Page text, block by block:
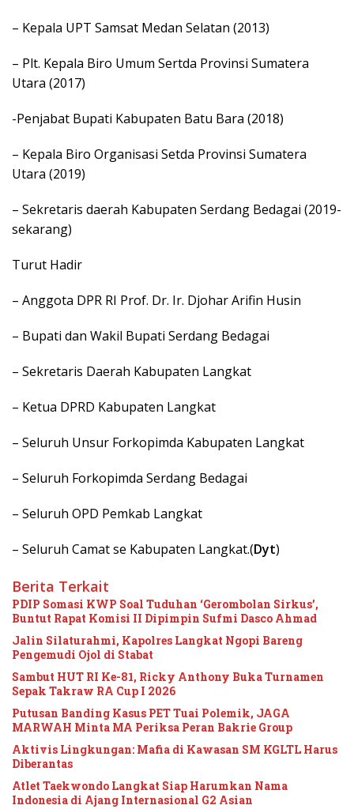
– Kepala UPT Samsat Medan Selatan (2013)
– Plt. Kepala Biro Umum Sertda Provinsi Sumatera
Utara (2017)
-Penjabat Bupati Kabupaten Batu Bara (2018)
– Kepala Biro Organisasi Setda Provinsi Sumatera
Utara (2019)
– Sekretaris daerah Kabupaten Serdang Bedagai (2019-
sekarang)
Turut Hadir
– Anggota DPR RI Prof. Dr. Ir. Djohar Arifin Husin
– Bupati dan Wakil Bupati Serdang Bedagai
– Sekretaris Daerah Kabupaten Langkat
– Ketua DPRD Kabupaten Langkat
– Seluruh Unsur Forkopimda Kabupaten Langkat
– Seluruh Forkopimda Serdang Bedagai
– Seluruh OPD Pemkab Langkat
– Seluruh Camat se Kabupaten Langkat.(Dyt)
Berita Terkait
PDIP Somasi KWP Soal Tuduhan ‘Gerombolan Sirkus’,
Buntut Rapat Komisi II Dipimpin Sufmi Dasco Ahmad
Jalin Silaturahmi, Kapolres Langkat Ngopi Bareng
Pengemudi Ojol di Stabat
Sambut HUT RI Ke-81, Ricky Anthony Buka Turnamen
Sepak Takraw RA Cup I 2026
Putusan Banding Kasus PET Tuai Polemik, JAGA
MARWAH Minta MA Periksa Peran Bakrie Group
Aktivis Lingkungan: Mafia di Kawasan SM KGLTL Harus
Diberantas
Atlet Taekwondo Langkat Siap Harumkan Nama
Indonesia di Ajang Internasional G2 Asian